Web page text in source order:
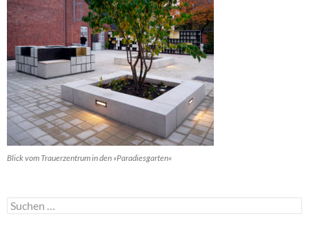
Blick vom Trauerzentrum in den »Paradiesgarten«
Suchen
nach: